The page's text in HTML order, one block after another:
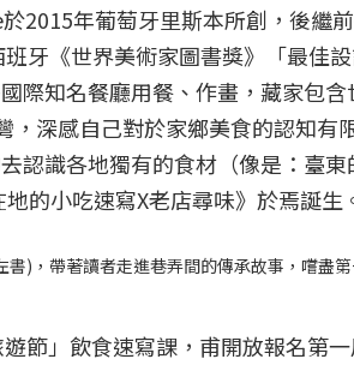
2015年葡萄牙里斯本所創，後繼
牙《世界美術家圖書獎》「最佳
際知名餐廳用餐、作畫，藏家包
，深感自己對於家鄉美食的認知有
認識各地獨有的食材（像是：臺
的小吃速寫X老店尋味》於焉誕生
)，帶著讀者走進巷弄間的傳承故事，嚐盡
節」飲食速寫課，甫開放報名第